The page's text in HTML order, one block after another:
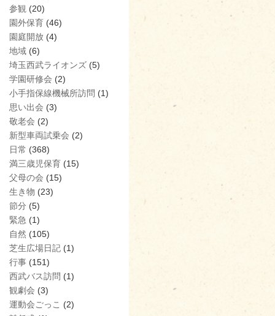
参観 (20)
園外保育 (46)
園庭開放 (4)
地域 (6)
埼玉西武ライオンズ (5)
学園研修会 (2)
小手指保線機械所訪問 (1)
思い出会 (3)
敬老会 (2)
新型車両試乗会 (2)
日常 (368)
満三歳児保育 (15)
父母の会 (15)
生き物 (23)
節分 (5)
緊急 (1)
自然 (105)
芝生広場日記 (1)
行事 (151)
西武バス訪問 (1)
観劇会 (3)
運動会ごっこ (2)